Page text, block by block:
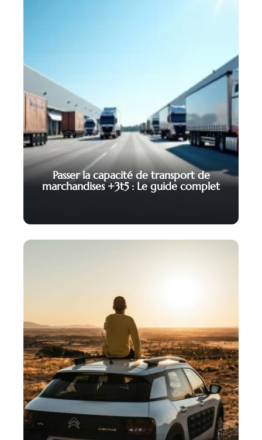
Passer la capacité de transport de
marchandises +3t5 : Le guide complet